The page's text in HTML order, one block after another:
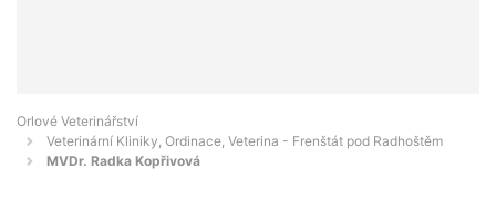
Orlové Veterinářství
Veterinární Kliniky, Ordinace, Veterina - Frenštát pod Radhoštěm
MVDr. Radka Kopřivová